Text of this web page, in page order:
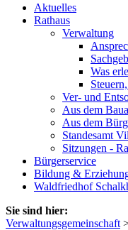
Aktuelles
Rathaus
Verwaltung
Was
Ver- und
Aus dem
Aus dem
Standesamt
Sitzungen -
Bürgerservice
Bildung &
Waldfriedhof
Sie sind hier:
Verwaltungsgemeinschaft